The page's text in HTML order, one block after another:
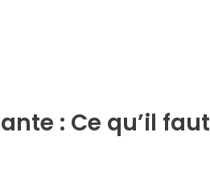
: Ce qu’il faut